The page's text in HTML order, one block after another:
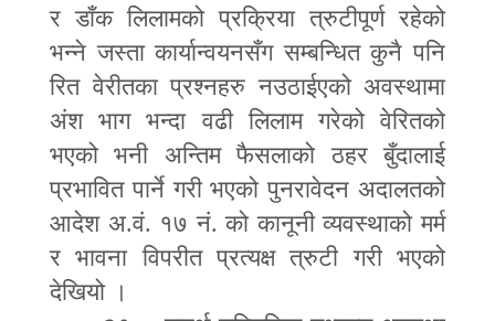
र डाँक लिलामको प्रक्रिया त्रुटीपूर्ण रहेको
भन्ने जस्ता कार्यान्वयनसँग सम्बन्धित कुनै पनि
रित वेरीतका प्रश्नहरु नउठाईएको अवस्थामा
अंश भाग भन्दा वढी लिलाम गरेको वेरितको
भएको भनी अन्तिम फैसलाको ठहर बुँदालाई
प्रभावित पार्ने गरी भएको पुनरावेदन अदालतको
आदेश अ.वं. १७ नं. को कानूनी व्यवस्थाको मर्म
र भावना विपरीत प्रत्यक्ष त्रुटी गरी भएको
देखियो ।